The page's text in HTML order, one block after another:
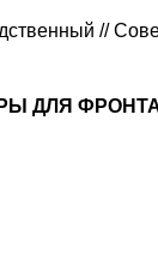
//
ДЛЯ